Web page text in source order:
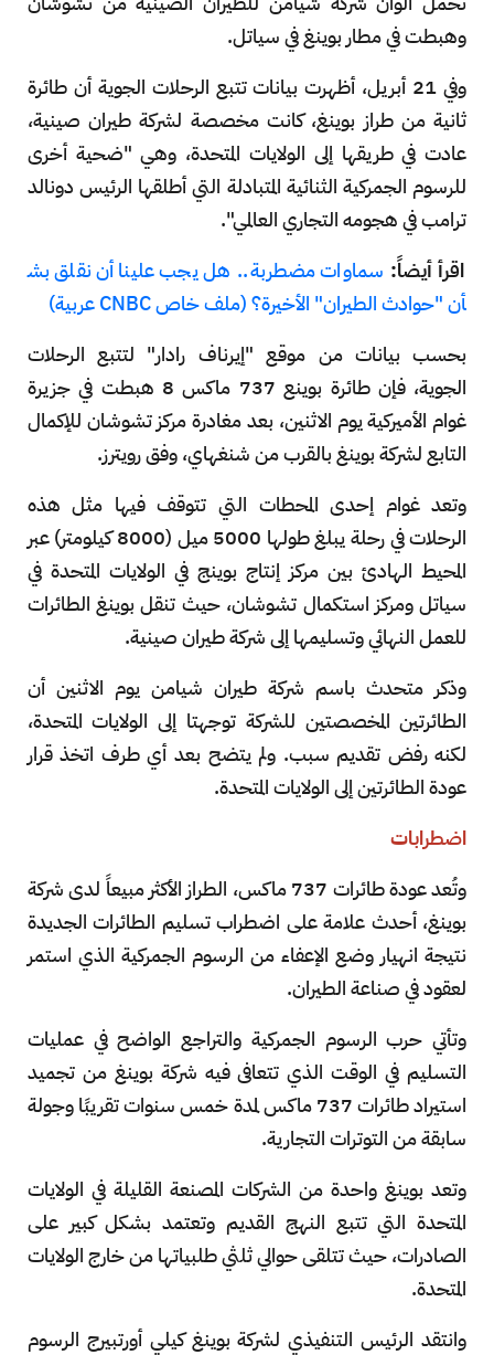
وهبطت في مطار بوينغ في سياتل.
وفي 21 أبريل، أظهرت بيانات تتبع الرحلات الجوية أن طائرة
ثانية من طراز بوينغ، كانت مخصصة لشركة طيران صينية،
عادت في طريقها إلى الولايات المتحدة، وهي "ضحية أخرى
للرسوم الجمركية الثنائية المتبادلة التي أطلقها الرئيس دونالد
ترامب في هجومه التجاري العالمي".
اقرأ أيضاً: سماوات مضطربة.. هل يجب علينا أن نقلق بش
أن "حوادث الطيران" الأخيرة؟ (ملف خاص CNBC عربية)
بحسب بيانات من موقع "إيرناف رادار" لتتبع الرحلات
الجوية، فإن طائرة بوينع 737 ماكس 8 هبطت في جزيرة
غوام الأميركية يوم الاثنين، بعد مغادرة مركز تشوشان للإكمال
التابع لشركة بوينغ بالقرب من شنغهاي، وفق رويترز.
وتعد غوام إحدى المحطات التي تتوقف فيها مثل هذه
الرحلات في رحلة يبلغ طولها 5000 ميل (8000 كيلومتر) عبر
المحيط الهادئ بين مركز إنتاج بوينج في الولايات المتحدة في
سياتل ومركز استكمال تشوشان، حيث تنقل بوينغ الطائرات
للعمل النهائي وتسليمها إلى شركة طيران صينية.
وذكر متحدث باسم شركة طيران شيامن يوم الاثنين أن
الطائرتين المخصصتين للشركة توجهتا إلى الولايات المتحدة،
لكنه رفض تقديم سبب. ولم يتضح بعد أي طرف اتخذ قرار
عودة الطائرتين إلى الولايات المتحدة.
اضطرابات
وتُعد عودة طائرات 737 ماكس، الطراز الأكثر مبيعاً لدى شركة
بوينغ، أحدث علامة على اضطراب تسليم الطائرات الجديدة
نتيجة انهيار وضع الإعفاء من الرسوم الجمركية الذي استمر
لعقود في صناعة الطيران.
وتأتي حرب الرسوم الجمركية والتراجع الواضح في عمليات
التسليم في الوقت الذي تتعافى فيه شركة بوينغ من تجميد
استيراد طائرات 737 ماكس لمدة خمس سنوات تقريبًا وجولة
سابقة من التوترات التجارية.
وتعد بوينغ واحدة من الشركات المصنعة القليلة في الولايات
المتحدة التي تتبع النهج القديم وتعتمد بشكل كبير على
الصادرات، حيث تتلقى حوالي ثلثي طلبياتها من خارج الولايات
المتحدة.
وانتقد الرئيس التنفيذي لشركة بوينغ كيلي أورتبيرج الرسوم